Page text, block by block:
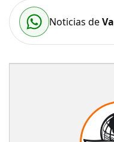
Noticias de